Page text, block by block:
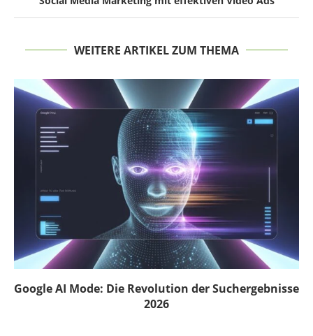
WEITERE ARTIKEL ZUM THEMA
Google AI Mode: Die Revolution der Suchergebnisse
2026